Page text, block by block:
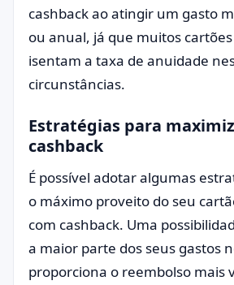
cashback ao atingir um gasto
ou anual, já que muitos
isentam a taxa de anuidade
circunstâncias.
Estratégias para
cashback
É possível adotar algumas
o máximo proveito do seu
com cashback. Uma
a maior parte dos seus gastos
proporciona o reembolso mais